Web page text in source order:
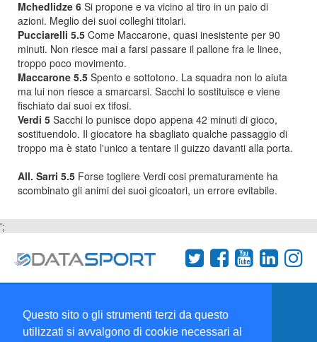
Questo sito o gli strumenti terzi da questo
utilizzati si avvalgono di cookie necessari al
Mchedlidze 6 Si propone e va vicino al tiro in un paio di
azioni. Meglio dei suoi colleghi titolari.
Pucciarelli 5.5 Come Maccarone, quasi inesistente per 90
minuti. Non riesce mai a farsi passare il pallone fra le linee,
troppo poco movimento.
Maccarone 5.5 Spento e sottotono. La squadra non lo aiuta
ma lui non riesce a smarcarsi. Sacchi lo sostituisce e viene
fischiato dai suoi ex tifosi.
Verdi 5 Sacchi lo punisce dopo appena 42 minuti di gioco,
sostituendolo. Il giocatore ha sbagliato qualche passaggio di
troppo ma è stato l'unico a tentare il guizzo davanti alla porta.
All. Sarri 5.5 Forse togliere Verdi cosi prematuramente ha
scombinato gli animi dei suoi gicoatori, un errore evitabile.
';
Collabora con noi